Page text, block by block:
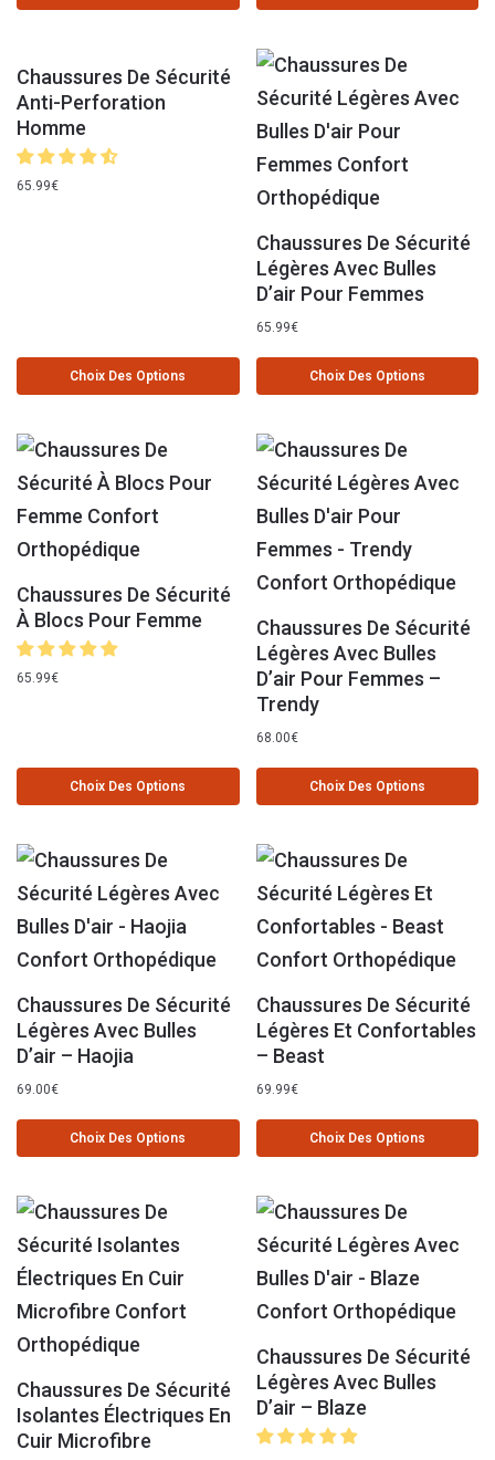
Chaussures De Sécurité
Anti-Perforation
Homme
65.99€
Choix Des Options
Chaussures De Sécurité
Légères Avec Bulles
D’air Pour Femmes
65.99€
Choix Des Options
Chaussures De Sécurité
À Blocs Pour Femme
65.99€
Choix Des Options
Chaussures De Sécurité
Légères Avec Bulles
D’air Pour Femmes –
Trendy
68.00€
Choix Des Options
Chaussures De Sécurité
Légères Avec Bulles
D’air – Haojia
69.00€
Choix Des Options
Chaussures De Sécurité
Légères Et Confortables
– Beast
69.99€
Choix Des Options
Chaussures De Sécurité
Isolantes Électriques En
Cuir Microfibre
Chaussures De Sécurité
Légères Avec Bulles
D’air – Blaze